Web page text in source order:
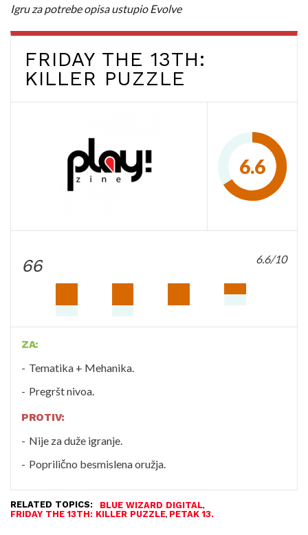
Igru za potrebe opisa ustupio Evolve
FRIDAY THE 13TH:
KILLER PUZZLE
6.6
66 6.6/10
ZA:
Tematika + Mehanika.
Pregršt nivoa.
PROTIV:
Nije za duže igranje.
Poprilično besmislena oružja.
RELATED TOPICS: BLUE WIZARD DIGITAL,
FRIDAY THE 13TH: KILLER PUZZLE, PETAK 13.